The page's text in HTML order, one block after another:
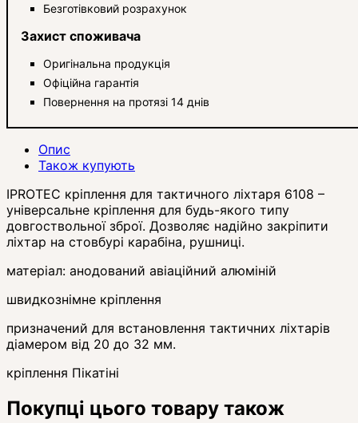
Безготівковий розрахунок
Захист споживача
Оригінальна продукція
Офіційна гарантія
Повернення на протязі 14 днів
Опис
Також купують
IPROTEC кріплення для тактичного ліхтаря 6108 –
універсальне кріплення для будь-якого типу
довгоствольної зброї. Дозволяє надійно закріпити
ліхтар на стовбурі карабіна, рушниці.
матеріал: анодований авіаційний алюміній
швидкознімне кріплення
призначений для встановлення тактичних ліхтарів
діамером від 20 до 32 мм.
кріплення Пікатіні
Покупці цього товару також